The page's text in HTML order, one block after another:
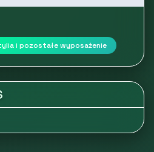
i pozostałe wyposażenie